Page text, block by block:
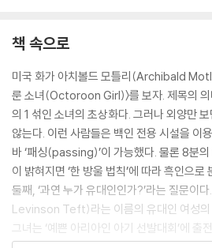
책 속으로
미국 화가 아치볼드 모틀리(Archibald
룬 소녀(Octoroon Girl)〉를 보자. 제목의
의 1 섞인 소녀의 초상화다. 그러나 외양만
않는다. 이런 사람들은 백인 전용 시설을 이
바 ‘패싱(passing)’이 가능했다. 물론 8분의
이 밝혀지면 ‘한 방울 법칙’에 따라 흑인으로
둘째, ‘과연 누가 유대인인가?’라는 질문이
Levinson Teft)라는 이름의 유대인 여성의
그녀는 ‘예쁜 아리아인 아기 선발대회’에 출